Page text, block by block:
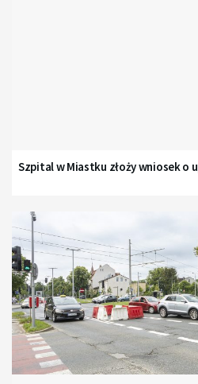
Szpital w Miastku złoży wniosek o